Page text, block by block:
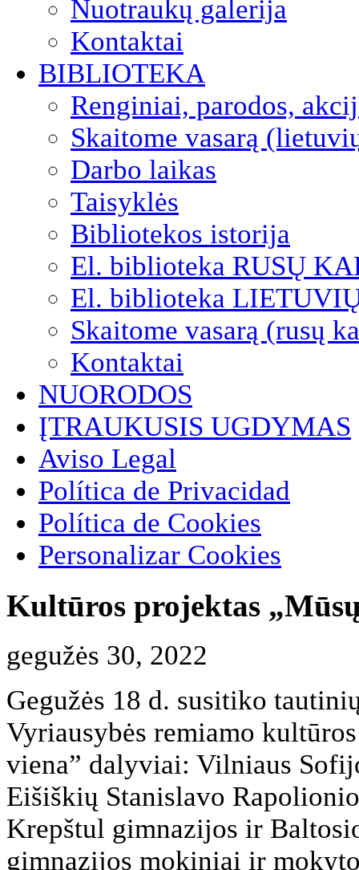
Nuotraukų galerija
Kontaktai
BIBLIOTEKA
Renginiai, parodos,
Skaitome vasarą
Darbo laikas
Taisyklės
Bibliotekos istorija
El. biblioteka RUSŲ
El. biblioteka
Skaitome vasarą (rusų
Kontaktai
NUORODOS
ĮTRAUKUSIS UGDYMAS
Aviso Legal
Política de Privacidad
Política de Cookies
Personalizar Cookies
Kultūros projektas
gegužės 30, 2022
Gegužės 18 d. susitiko
Vyriausybės remiamo
viena” dalyviai: Vilniaus
Eišiškių Stanislavo
Krepštul gimnazijos ir
gimnazijos mokiniai ir